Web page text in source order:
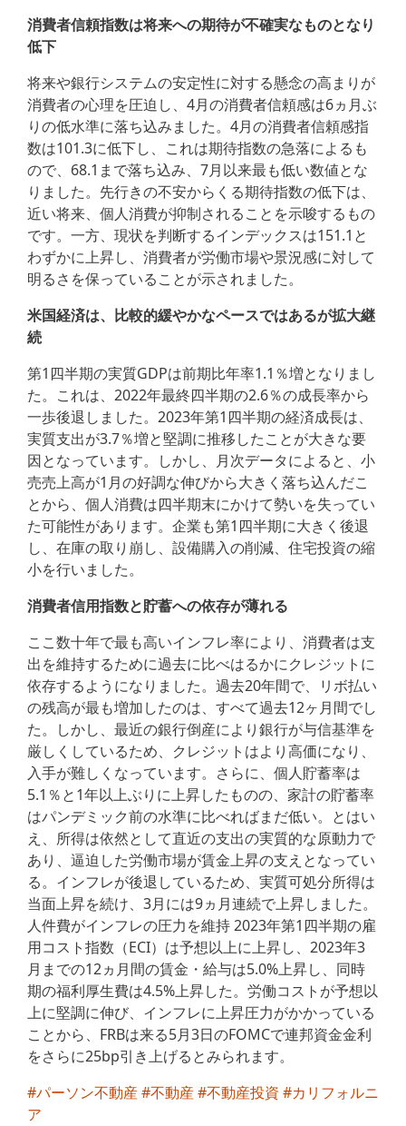
消費者信頼指数は将来への期待が不確実なものとなり
低下
将来や銀行システムの安定性に対する懸念の高まりが
消費者の心理を圧迫し、4月の消費者信頼感は6ヵ月ぶ
りの低水準に落ち込みました。4月の消費者信頼感指
数は101.3に低下し、これは期待指数の急落によるも
ので、68.1まで落ち込み、7月以来最も低い数値とな
りました。先行きの不安からくる期待指数の低下は、
近い将来、個人消費が抑制されることを示唆するもの
です。一方、現状を判断するインデックスは151.1と
わずかに上昇し、消費者が労働市場や景況感に対して
明るさを保っていることが示されました。
米国経済は、比較的緩やかなペースではあるが拡大継
続
第1四半期の実質GDPは前期比年率1.1％増となりまし
た。これは、2022年最終四半期の2.6％の成長率から
一歩後退しました。2023年第1四半期の経済成長は、
実質支出が3.7％増と堅調に推移したことが大きな要
因となっています。しかし、月次データによると、小
売売上高が1月の好調な伸びから大きく落ち込んだこ
とから、個人消費は四半期末にかけて勢いを失ってい
た可能性があります。企業も第1四半期に大きく後退
し、在庫の取り崩し、設備購入の削減、住宅投資の縮
小を行いました。
消費者信用指数と貯蓄への依存が薄れる
ここ数十年で最も高いインフレ率により、消費者は支
出を維持するために過去に比べはるかにクレジットに
依存するようになりました。過去20年間で、リボ払い
の残高が最も増加したのは、すべて過去12ヶ月間でし
た。しかし、最近の銀行倒産により銀行が与信基準を
厳しくしているため、クレジットはより高価になり、
入手が難しくなっています。さらに、個人貯蓄率は
5.1％と1年以上ぶりに上昇したものの、家計の貯蓄率
はパンデミック前の水準に比べればまだ低い。とはい
え、所得は依然として直近の支出の実質的な原動力で
あり、逼迫した労働市場が賃金上昇の支えとなってい
る。インフレが後退しているため、実質可処分所得は
当面上昇を続け、3月には9ヵ月連続で上昇しました。
人件費がインフレの圧力を維持 2023年第1四半期の雇
用コスト指数（ECI）は予想以上に上昇し、2023年3
月までの12ヵ月間の賃金・給与は5.0%上昇し、同時
期の福利厚生費は4.5%上昇した。労働コストが予想以
上に堅調に伸び、インフレに上昇圧力がかかっている
ことから、FRBは来る5月3日のFOMCで連邦資金金利
をさらに25bp引き上げるとみられます。
#パーソン不動産#不動産#不動産投資 #カリフォルニ
ア